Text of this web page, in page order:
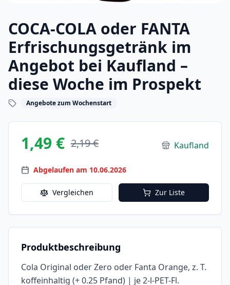
COCA-COLA oder FANTA
Erfrischungsgetränk im
Angebot bei Kaufland –
diese Woche im Prospekt
Angebote zum Wochenstart
1,49 € 2,19 € Kaufland
Abgelaufen am 10.06.2026
Vergleichen Zur Liste
Produktbeschreibung
Cola Original oder Zero oder Fanta Orange, z. T.
koffeinhaltig (+ 0.25 Pfand) | je 2-l-PET-Fl.